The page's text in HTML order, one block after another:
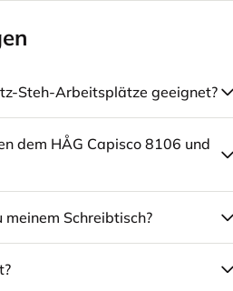
Steh-Arbeitsplätze geeignet?
dem HÅG Capisco 8106 und
Schreibtisch?